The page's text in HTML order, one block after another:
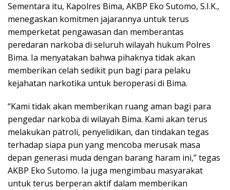
Sementara itu, Kapolres Bima, AKBP Eko Sutomo, S.I.K.,
menegaskan komitmen jajarannya untuk terus
memperketat pengawasan dan memberantas
peredaran narkoba di seluruh wilayah hukum Polres
Bima. Ia menyatakan bahwa pihaknya tidak akan
memberikan celah sedikit pun bagi para pelaku
kejahatan narkotika untuk beroperasi di Bima.
“Kami tidak akan memberikan ruang aman bagi para
pengedar narkoba di wilayah Bima. Kami akan terus
melakukan patroli, penyelidikan, dan tindakan tegas
terhadap siapa pun yang mencoba merusak masa
depan generasi muda dengan barang haram ini,” tegas
AKBP Eko Sutomo. Ia juga mengimbau masyarakat
untuk terus berperan aktif dalam memberikan